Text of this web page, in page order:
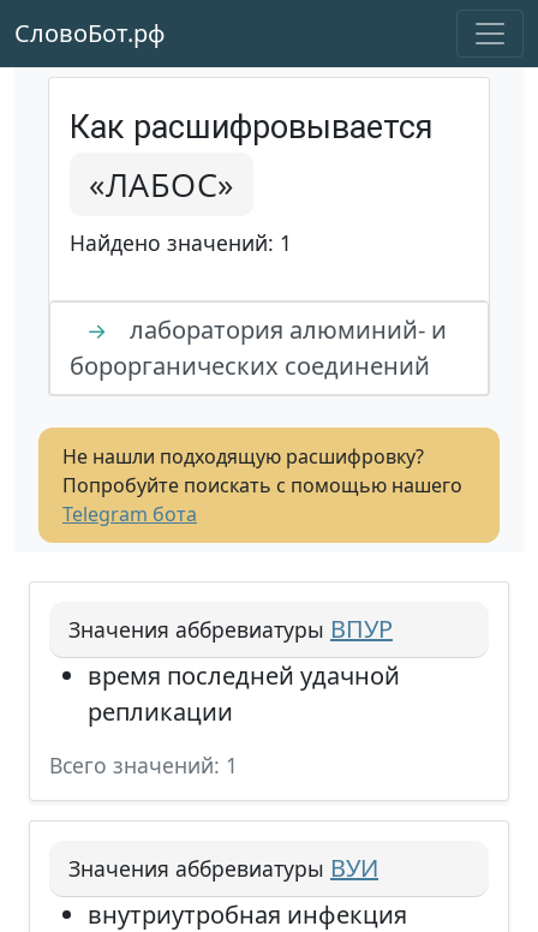
СловоБот.рф
Как расшифровывается
«ЛАБОС»
Найдено значений: 1
→
лаборатория алюминий- и
борорганических соединений
Не нашли подходящую расшифровку?
Попробуйте поискать с помощью нашего
Telegram бота
Значения аббревиатуры ВПУР
время последней удачной
репликации
Всего значений: 1
Значения аббревиатуры ВУИ
внутриутробная инфекция